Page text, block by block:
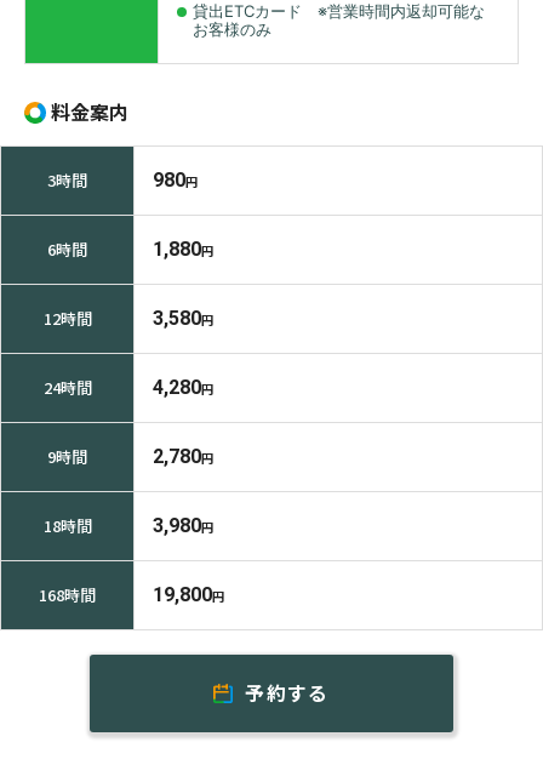
貸出ETCカード ※営業時間内返却可能な
お客様のみ
料金案内
3時間 980円
6時間 1,880円
12時間 3,580円
24時間 4,280円
9時間 2,780円
18時間 3,980円
168時間 19,800円
予約する